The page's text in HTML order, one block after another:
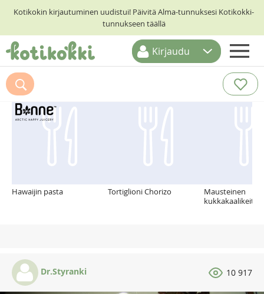
Kotikokin kirjautuminen uudistui! Päivitä Alma-tunnuksesi Kotikokki-
tunnukseen täällä
ETUSIVU
RESEPTIHAKU
RUOKATEEMAT
Kirjaudu
Suosittelemme myös
Hawaijin pasta Tortiglioni Chorizo
Mausteinen
kukkakaalikeitto
Dr.Styranki 10 917